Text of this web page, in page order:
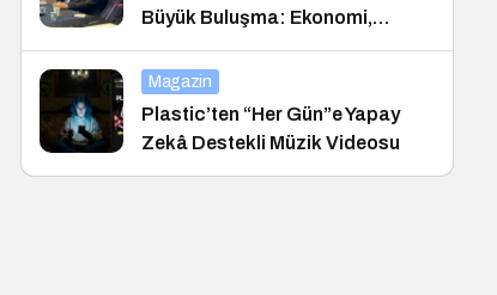
Büyük Buluşma: Ekonomi,
Güvenlik Politikaları ve Hukuk
Konferansı
Magazin
Plastic’ten “Her Gün”e Yapay
Zekâ Destekli Müzik Videosu